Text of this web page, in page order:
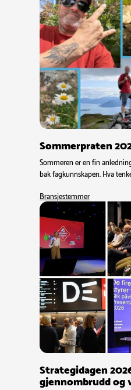
Sommerpraten
Sommeren er en fin
bak fagkunnskapen. Hva
Bransjestemmer
Strategidagen
gjennombrudd og